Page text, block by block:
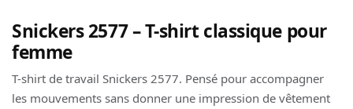
Snickers 2577 – T-shirt classique pour
femme
T-shirt de travail Snickers 2577. Pensé pour accompagner
les mouvements sans donner une impression de vêtement